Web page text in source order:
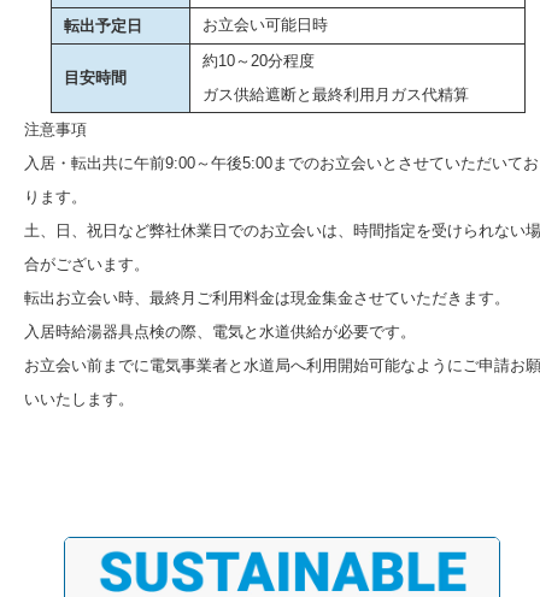
転出予定日
お立会い可能日時
目安時間
約10～20分程度
ガス供給遮断と最終利用月ガス代精算
注意事項
入居・転出共に午前9:00～午後5:00までのお立会いとさせていただいてお
ります。
土、日、祝日など弊社休業日でのお立会いは、時間指定を受けられない場
合がございます。
転出お立会い時、最終月ご利用料金は現金集金させていただきます。
入居時給湯器具点検の際、電気と水道供給が必要です。
お立会い前までに電気事業者と水道局へ利用開始可能なようにご申請お願
いいたします。